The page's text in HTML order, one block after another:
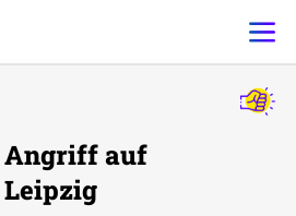
Angriff auf
Statistik